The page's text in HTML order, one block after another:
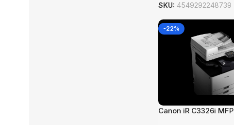
SKU: 4549292248739
-22%
Canon iR C3326i MFP